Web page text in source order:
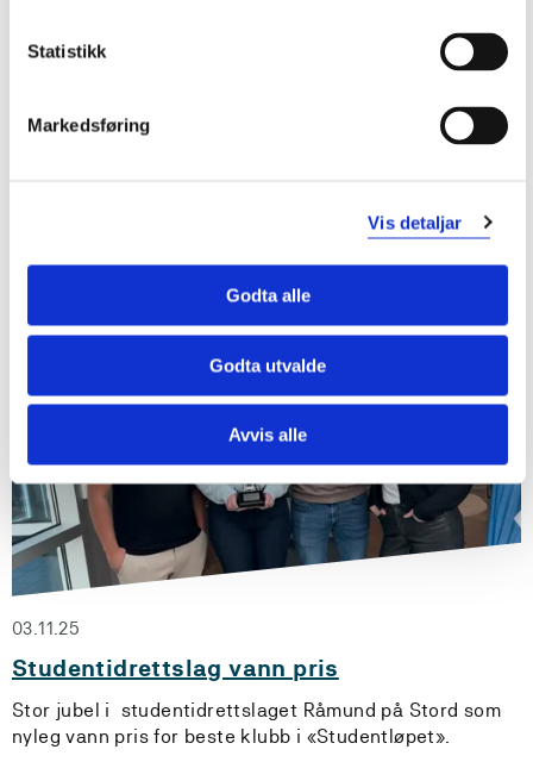
Statistikk
Markedsføring
Vis detaljar
Godta alle
Godta utvalde
Avvis alle
07.11.25
Det viktige i å ikkje berre verna om akademisk fridom
samarbeid, vart løfta fram på UH-nett Vest si
03.11.25
Studentidrettslag vann pris
Stor jubel i studentidrettslaget Råmund på Stord som
nyleg vann pris for beste klubb i «Studentløpet».